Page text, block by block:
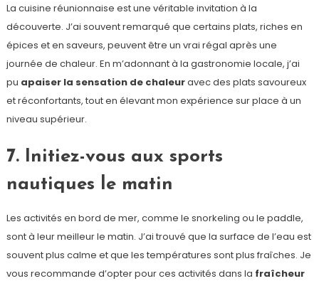
La cuisine réunionnaise est une véritable invitation à la
découverte. J’ai souvent remarqué que certains plats, riches en
épices et en saveurs, peuvent être un vrai régal après une
journée de chaleur. En m’adonnant à la gastronomie locale, j’ai
pu apaiser la sensation de chaleuravec des plats savoureux
et réconfortants, tout en élevant mon expérience sur place à un
niveau supérieur.
7. Initiez-vous aux sports
nautiques le matin
Les activités en bord de mer, comme le snorkeling ou le paddle,
sont à leur meilleur le matin. J’ai trouvé que la surface de l’eau est
souvent plus calme et que les températures sont plus fraîches. Je
vous recommande d’opter pour ces activités dans la fraîcheur